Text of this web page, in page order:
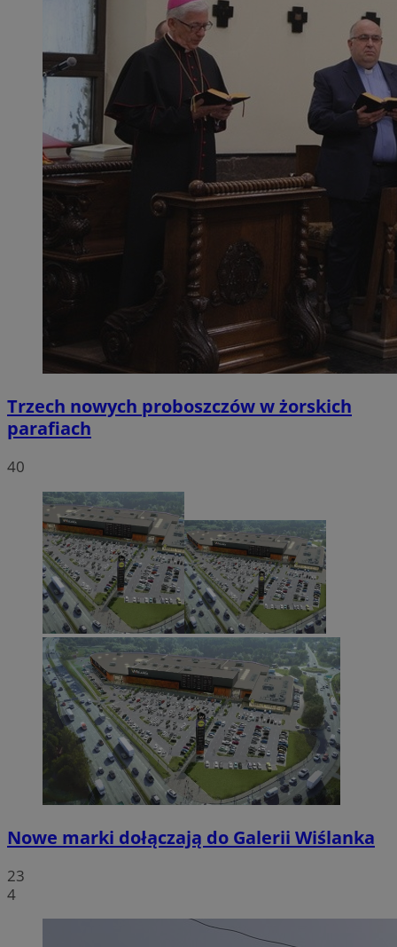
Trzech nowych proboszczów w żorskich
parafiach
40
Nowe marki dołączają do Galerii Wiślanka
23
4